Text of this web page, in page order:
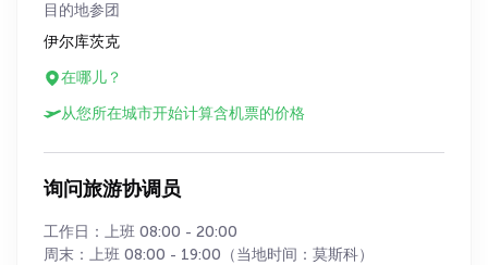
目的地参团
伊尔库茨克
在哪儿？
从您所在城市开始计算含机票的价格
询问旅游协调员
工作日：上班 08:00 - 20:00
周末：上班 08:00 - 19:00（当地时间：莫斯科）